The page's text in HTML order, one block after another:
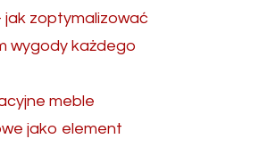
jak zoptymalizować
wygody każdego
meble
jako element